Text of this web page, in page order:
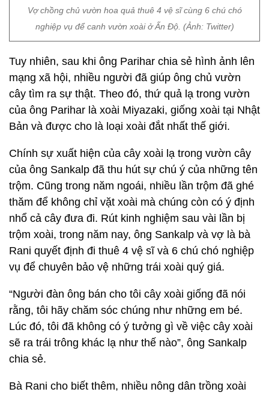
Vợ chồng chủ vườn hoa quả thuê 4 vệ sĩ cùng 6 chú chó
nghiệp vụ để canh vườn xoài ở Ấn Độ. (Ảnh: Twitter)
Tuy nhiên, sau khi ông Parihar chia sẻ hình ảnh lên
mạng xã hội, nhiều người đã giúp ông chủ vườn
cây tìm ra sự thật. Theo đó, thứ quả lạ trong vườn
của ông Parihar là xoài Miyazaki, giống xoài tại Nhật
Bản và được cho là loại xoài đắt nhất thế giới.
Chính sự xuất hiện của cây xoài lạ trong vườn cây
của ông Sankalp đã thu hút sự chú ý của những tên
trộm. Cũng trong năm ngoái, nhiều lần trộm đã ghé
thăm để không chỉ vặt xoài mà chúng còn có ý định
nhổ cả cây đưa đi. Rút kinh nghiệm sau vài lần bị
trộm xoài, trong năm nay, ông Sankalp và vợ là bà
Rani quyết định đi thuê 4 vệ sĩ và 6 chú chó nghiệp
vụ để chuyên bảo vệ những trái xoài quý giá.
“Người đàn ông bán cho tôi cây xoài giống đã nói
rằng, tôi hãy chăm sóc chúng như những em bé.
Lúc đó, tôi đã không có ý tưởng gì về việc cây xoài
sẽ ra trái trông khác lạ như thế nào”, ông Sankalp
chia sẻ.
Bà Rani cho biết thêm, nhiều nông dân trồng xoài